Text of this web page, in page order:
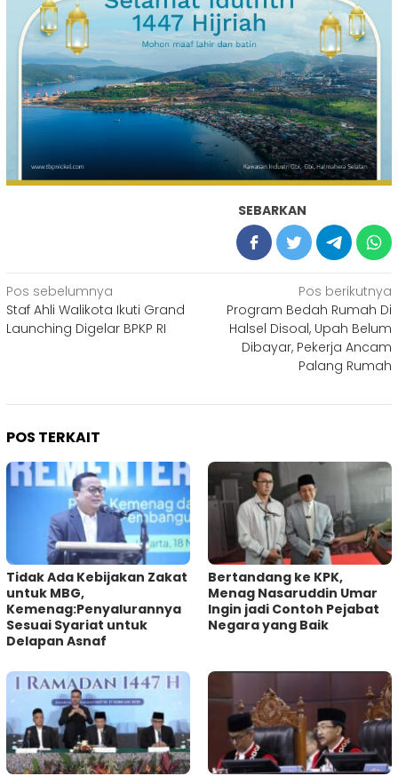
SEBARKAN
Navigasi
pos
Pos sebelumnya
Staf Ahli Walikota Ikuti Grand
Launching Digelar BPKP RI
Pos berikutnya
Program Bedah Rumah Di
Halsel Disoal, Upah Belum
Dibayar, Pekerja Ancam
Palang Rumah
POS TERKAIT
Tidak Ada Kebijakan Zakat
untuk MBG,
Kemenag:Penyalurannya
Sesuai Syariat untuk
Delapan Asnaf
Bertandang ke KPK,
Menag Nasaruddin Umar
Ingin jadi Contoh Pejabat
Negara yang Baik